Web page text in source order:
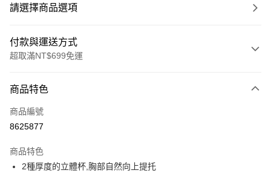
請選擇商品選項
付款與運送方式
超取滿NT$699免運
信用卡一次付款
超商取貨付款
街口支付
商品特色
商品編號
8625877
商品特色
2種厚度的立體杯,胸部自然向上提托